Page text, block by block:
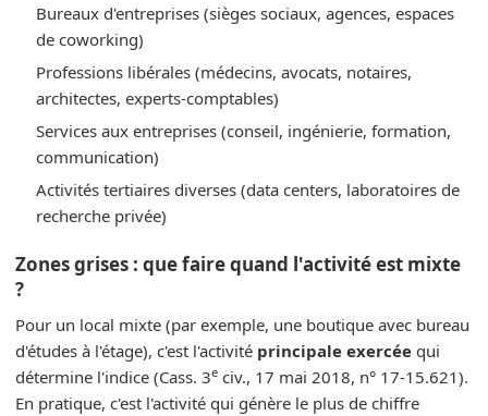
Bureaux d'entreprises (sièges sociaux, agences, espaces
de coworking)
Professions libérales (médecins, avocats, notaires,
architectes, experts-comptables)
Services aux entreprises (conseil, ingénierie, formation,
communication)
Activités tertiaires diverses (data centers, laboratoires de
recherche privée)
Zones grises : que faire quand l'activité est mixte
?
Pour un local mixte (par exemple, une boutique avec bureau
d'études à l'étage), c'est l'activité principale exercée qui
détermine l'indice (Cass. 3e civ., 17 mai 2018, n° 17-15.621).
En pratique, c'est l'activité qui génère le plus de chiffre